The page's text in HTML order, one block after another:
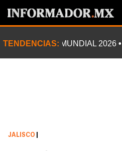
TENDENCIAS: MUNDIAL 2026
JALISCO